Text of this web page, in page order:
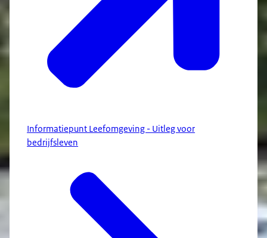
Informatiepunt Leefomgeving - Uitleg voor
bedrijfsleven